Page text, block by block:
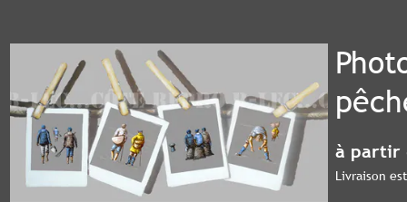
à partir
Livraison